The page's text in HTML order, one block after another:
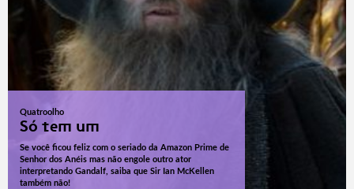
Quatroolho
Só tem um
Se você ficou feliz com o seriado da Amazon Prime de
Senhor dos Anéis mas não engole outro ator
interpretando Gandalf, saiba que Sir Ian McKellen
também não!